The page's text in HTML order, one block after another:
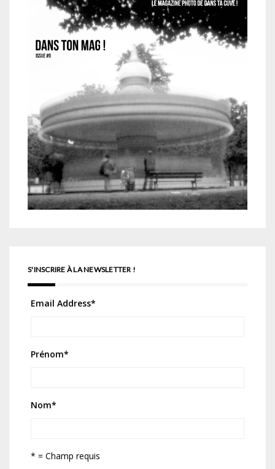
S'INSCRIRE À LA NEWSLETTER !
Email Address*
Prénom*
Nom*
* = Champ requis